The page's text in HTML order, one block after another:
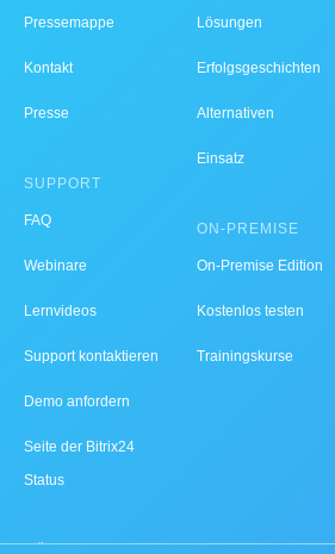
Pressemappe
Kontakt
Presse
SUPPORT
FAQ
Webinare
Lernvideos
Support kontaktieren
Demo anfordern
Seite der Bitrix24
Status
Lösungen
Erfolgsgeschichten
Alternativen
Einsatz
ON-PREMISE
On-Premise Edition
Kostenlos testen
Trainingskurse